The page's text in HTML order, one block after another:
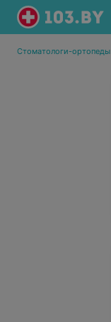
Стоматологи-ортопеды